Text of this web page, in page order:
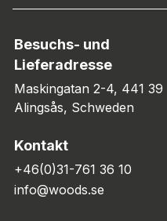
Besuchs- und
Lieferadresse
Maskingatan 2-4, 441 39
Alingsås, Schweden
Kontakt
+46(0)31-761 36 10
info@woods.se